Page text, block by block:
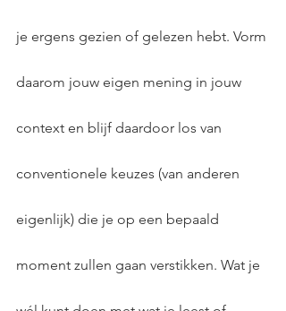
je ergens gezien of gelezen hebt. Vorm
daarom jouw eigen mening in jouw
context en blijf daardoor los van
conventionele keuzes (van anderen
eigenlijk) die je op een bepaald
moment zullen gaan verstikken. Wat je